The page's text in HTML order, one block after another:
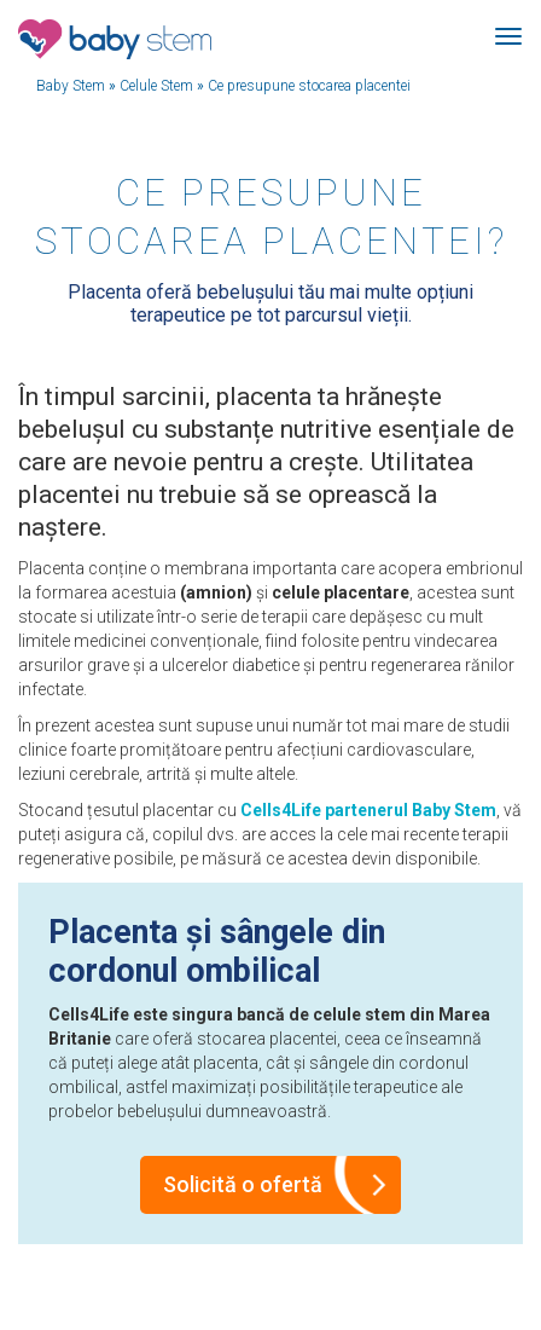
Baby Stem » Celule Stem » Ce presupune stocarea placentei
CE PRESUPUNE
STOCAREA PLACENTEI?
Placenta oferă bebelușului tău mai multe opțiuni
terapeutice pe tot parcursul vieții.
În timpul sarcinii, placenta ta hrănește
bebelușul cu substanțe nutritive esențiale de
care are nevoie pentru a crește. Utilitatea
placentei nu trebuie să se oprească la
naștere.
Placenta conține o membrana importanta care acopera embrionul
la formarea acestuia (amnion) și celule placentare , acestea sunt
stocate si utilizate într-o serie de terapii care depășesc cu mult
limitele medicinei convenționale, fiind folosite pentru vindecarea
arsurilor grave și a ulcerelor diabetice și pentru regenerarea rănilor
infectate.
În prezent acestea sunt supuse unui număr tot mai mare de studii
clinice foarte promițătoare pentru afecțiuni cardiovasculare,
leziuni cerebrale, artrită și multe altele.
Stocand țesutul placentar cu Cells4Life partenerul Baby Stem , vă
puteți asigura că, copilul dvs. are acces la cele mai recente terapii
regenerative posibile, pe măsură ce acestea devin disponibile.
Placenta și sângele din
cordonul ombilical
Cells4Life este singura bancă de celule stem din Marea
Britanie care oferă stocarea placentei, ceea ce înseamnă
că puteți alege atât placenta, cât și sângele din cordonul
ombilical, astfel maximizați posibilitățile terapeutice ale
probelor bebelușului dumneavoastră.
Solicită o ofertă